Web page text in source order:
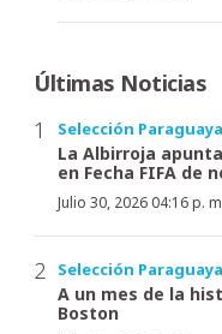
Últimas Noticias
Selección Paraguaya
La Albirroja
en Fecha FIFA de
Julio 30, 2026 04:16 p.
Selección Paraguaya
A un mes de la
Boston